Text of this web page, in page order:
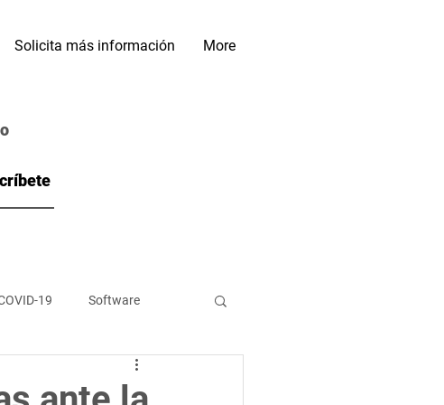
Solicita más información More
19 Software